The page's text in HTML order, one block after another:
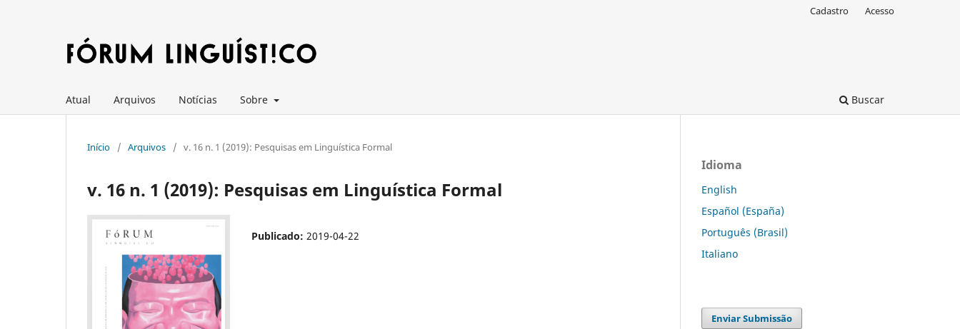
Atual Arquivos Notícias Sobre Buscar
Cadastro Acesso
Início / Arquivos / v. 16 n. 1 (2019): Pesquisas em Linguística Formal
v. 16 n. 1 (2019): Pesquisas em Linguística Formal
Publicado: 2019-04-22
Idioma
English
Español (España)
Português (Brasil)
Italiano
Enviar Submissão